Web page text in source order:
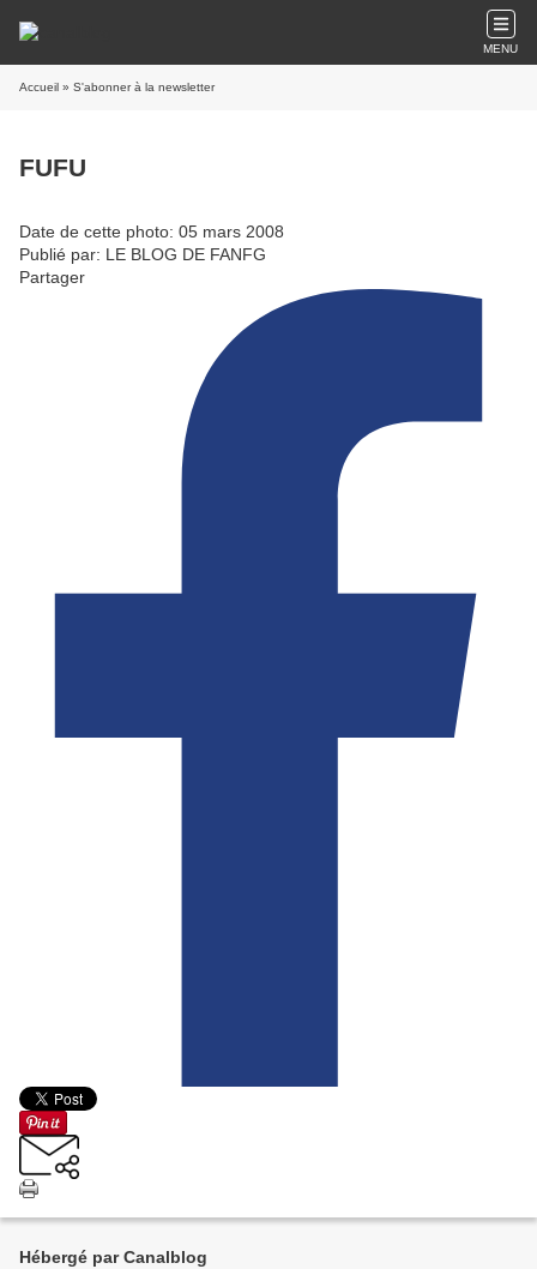
MENU
Accueil » S'abonner à la newsletter
FUFU
Date de cette photo: 05 mars 2008
Publié par: LE BLOG DE FANFG
Partager
Hébergé par Canalblog